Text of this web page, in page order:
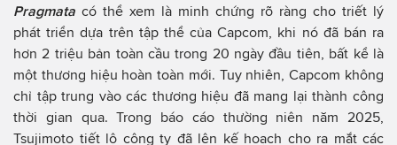
Pragmata có thể xem là minh chứng rõ ràng cho triết lý
phát triển dựa trên tập thể của Capcom, khi nó đã bán ra
hơn 2 triệu bản toàn cầu trong 20 ngày đầu tiên, bất kể là
một thương hiệu hoàn toàn mới. Tuy nhiên, Capcom không
chỉ tập trung vào các thương hiệu đã mang lại thành công
thời gian qua. Trong báo cáo thường niên năm 2025,
Tsujimoto tiết lộ công ty đã lên kế hoạch cho ra mắt các